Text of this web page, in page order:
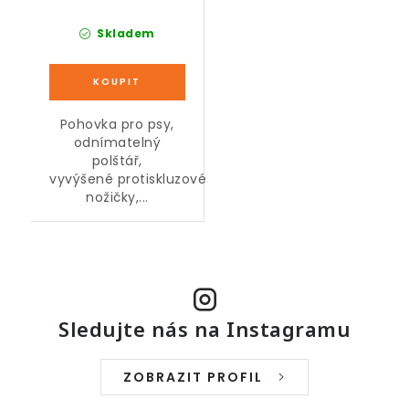
Skladem
Pohovka pro psy,
odnímatelný
polštář,
vyvýšené protiskluzové
nožičky,...
Sledujte nás na Instagramu
ZOBRAZIT PROFIL